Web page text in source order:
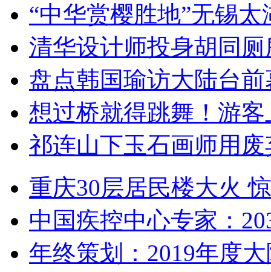
“中华赏樱胜地”无锡
清华设计师投身胡同
盘点韩国瑜访大陆台
想过桥就得跳舞！游客
祁连山下玉石画师用
重庆30层居民楼大火
中国疾控中心专家：
年终策划：2019年度